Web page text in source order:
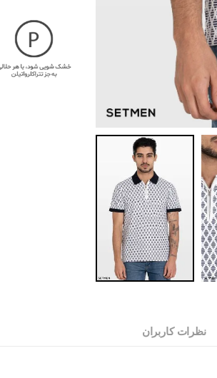
نظرات کاربران